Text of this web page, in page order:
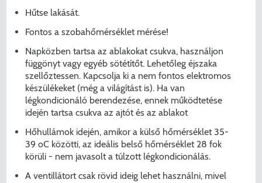
Hűtse lakását.
Fontos a szobahőmérséklet mérése!
Napközben tartsa az ablakokat csukva, használjon
függönyt vagy egyéb sötétítőt. Lehetőleg éjszaka
szellőztessen. Kapcsolja ki a nem fontos elektromos
készülékeket (még a világítást is). Ha van
légkondicionáló berendezése, ennek működtetése
idején tartsa csukva az ajtót és az ablakot
Hőhullámok idején, amikor a külső hőmérséklet 35-
39 oC közötti, az ideális belső hőmérséklet 28 fok
körüli - nem javasolt a túlzott légkondicionálás.
A ventillátort csak rövid ideig lehet használni, mivel